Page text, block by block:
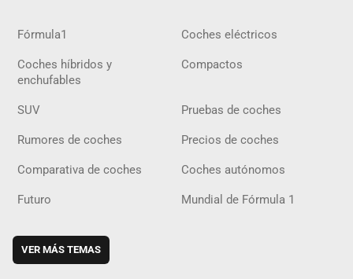
Fórmula1 Coches eléctricos
Coches híbridos y
enchufables
Compactos
SUV Pruebas de coches
Rumores de coches Precios de coches
Comparativa de coches Coches autónomos
Futuro Mundial de Fórmula 1
VER MÁS TEMAS